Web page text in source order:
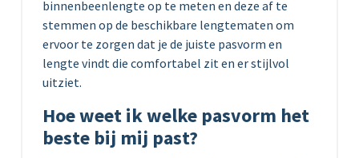
binnenbeenlengte op te meten en deze af te
stemmen op de beschikbare lengtematen om
ervoor te zorgen dat je de juiste pasvorm en
lengte vindt die comfortabel zit en er stijlvol
uitziet.
Hoe weet ik welke pasvorm het
beste bij mij past?